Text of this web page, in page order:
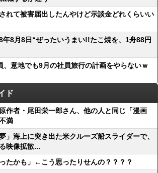
れて被害届出したんやけど示談金どれくらいい
年8月8日“ぜったいうまい!!たこ焼を、1舟88円
、意地でも9月の社員旅行の計画をやらないｗ
ド
作者・尾田栄一郎さん、他の人と同じ「漫画
満
」海上に突き出た米クルーズ船スライダーで、
映像拡散...
たかも」←こう思ったりせんの？？？？